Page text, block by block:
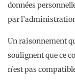
données
par
Un raisonnement
soulignent que ce
n’est pas